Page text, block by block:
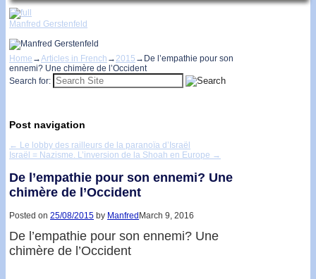
Manfred Gerstenfeld
Home →Articles in French →2015 → De l’empathie pour son
ennemi? Une chimère de l’Occident
Search for:
Post navigation
← Le lobby des railleurs de la paranoïa d’Israël
Israël = Nazisme. L’inversion de la Shoah en Europe →
De l’empathie pour son ennemi? Une
chimère de l’Occident
Posted on 25/08/2015 by Manfred March 9, 2016
De l’empathie pour son ennemi? Une
chimère de l’Occident